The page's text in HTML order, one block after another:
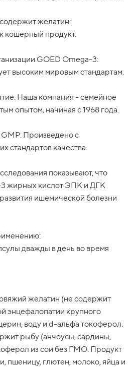
желатин:
кошерный продукт.
GOED Omega-3:
высоким мировым стандартам.
Наша компания - семейное
опытом, начиная с 1968 года.
Произведено с
стандартов качества.
показывают, что
жирных кислот ЭПК и ДГК
ишемической болезни
дважды в день во время
желатин (не содержит
энцефалопатии крупного
воду и d-альфа токоферол.
рыбу (анчоусы, сардины,
из сои без ГМО. Продукт
пшеницу, глютен, молоко, яйца и